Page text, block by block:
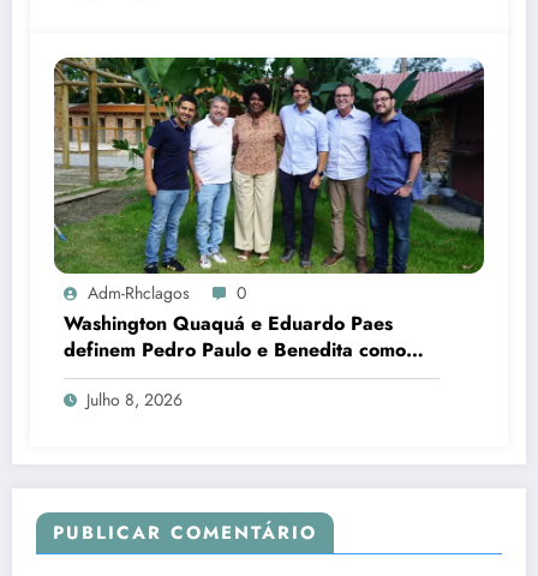
Adm-Rhclagos 0
Washington Quaquá e Eduardo Paes
definem Pedro Paulo e Benedita como
candidatos ao Senado no Rio
Julho 8, 2026
PUBLICAR COMENTÁRIO